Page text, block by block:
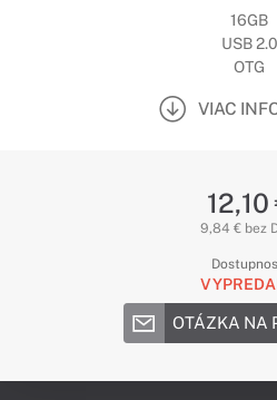
16GB
USB 2.0
OTG
VIAC
12,10
9,84 € bez
OTÁZKA NA